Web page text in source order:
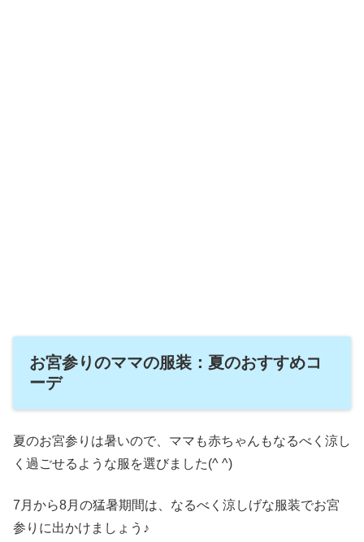
お宮参りのママの服装：夏のおすすめコ
ーデ
夏のお宮参りは暑いので、ママも赤ちゃんもなるべく涼し
く過ごせるような服を選びました(^ ^)
7月から8月の猛暑期間は、なるべく涼しげな服装でお宮
参りに出かけましょう♪